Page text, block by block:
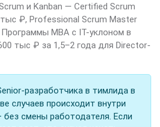
и Kanban — Certified Scrum
₽, Professional Scrum Master
MBA с IT-уклоном в
тыс ₽ за 1,5–2 года для Director-
разработчика в тимлида в
случаев происходит внутри
смены работодателя. Если